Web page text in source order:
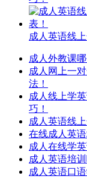
成人英语线
成人外教课
成人网上一
法！
成人线上学
巧！
成人英语线
在线成人英
成人在线学
成人英语培
成人英语口